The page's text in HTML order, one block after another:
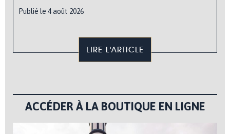
Publié le 4 août 2026
LIRE L'ARTICLE
ACCÉDER À LA BOUTIQUE EN LIGNE